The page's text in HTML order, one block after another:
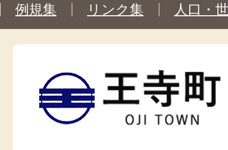
例規集
リンク集 人口・
王
寺
町